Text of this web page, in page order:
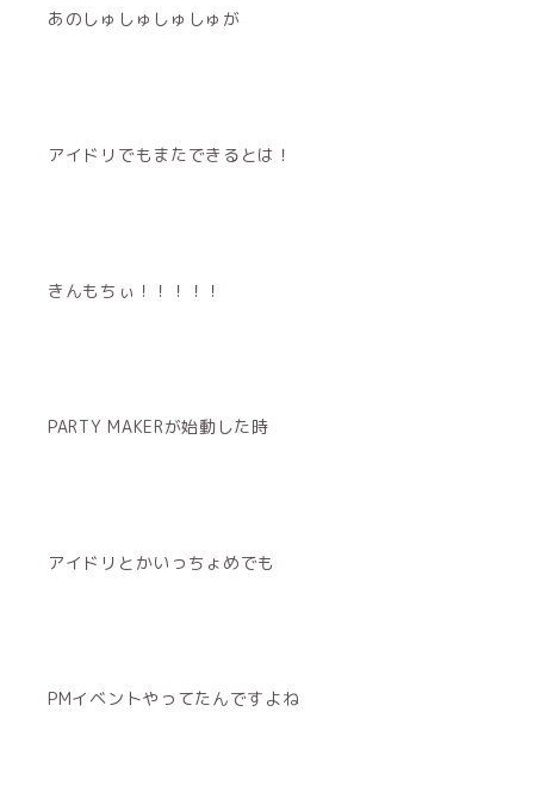
あのしゅしゅしゅしゅが
アイドリでもまたできるとは！
きんもちぃ！！！！！
PARTY MAKERが始動した時
アイドリとかいっちょめでも
PMイベントやってたんですよね